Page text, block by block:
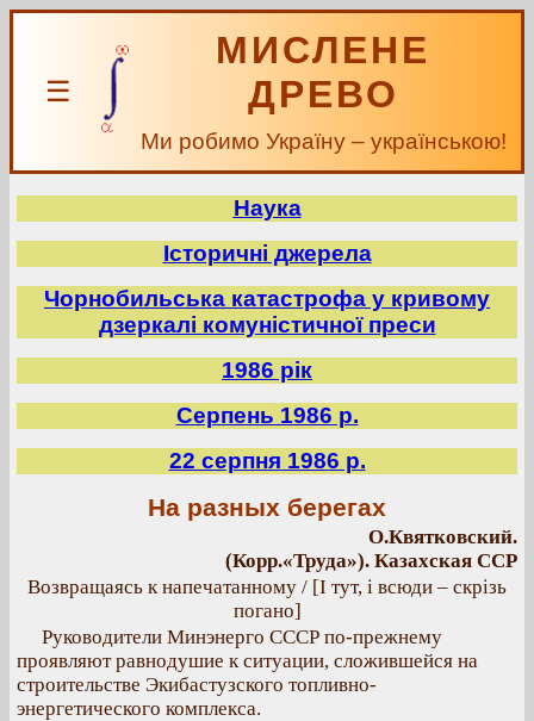
☰
МИСЛЕНЕ
ДРЕВО
Ми робимо Україну – українською!
Наука
Історичні джерела
Чорнобильська катастрофа у кривому
дзеркалі комуністичної преси
1986 рік
Серпень 1986 р.
22 серпня 1986 р.
На разных берегах
О.Квятковский.
(Корр.«Труда»). Казахская ССР
Возвращаясь к напечатанному / [І тут, і всюди – скрізь
погано]
Руководители Минэнерго СССР по-прежнему
проявляют равнодушие к ситуации, сложившейся на
строительстве Экибастузского топливно-
энергетического комплекса.